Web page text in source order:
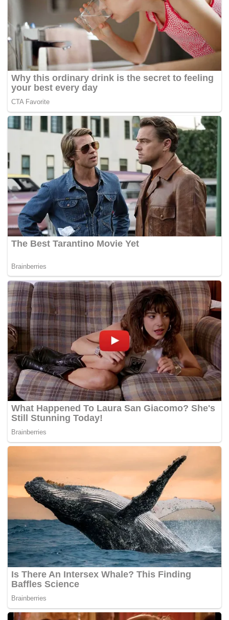
bagaimanapun gembira kerana semua pemain turun
menjalani latihan mengikut jadual kecuali penyerang
import, Gregory Junior Nwokolo yang dijangka tiba esok.
Dollah berkata Nwokolo, akan bergandingan dengan
Edward Junior Wilson manakala Obinna Nwaneri akan
memperkuatkan pertahanan dan Mohamadou Sumareh
diletakan di sayap kanan.
Beliau yang ditanya mengenai cabaran yang pernah
dibuat untuk mengembalikan kegemilangan ‘Singa Utara’
berkata ia tetap menjadi cabaran dirinya.
“Mana-mana pasukanpun ada cabarannya tetapi kami
bermula dengan kosong tanpa dan pemain bintang. Sebab
itu saya berazam memberikan yang terbaik dalam
mengemudi Perlis dalam kancah Liga Perdana ini,
katanya.
Dollah berkata beliau akan menguji pemainnya melalui
Februari ini di Stadium Tuanku Syed Putra (STSP) pukul
8.45 malam.
Sementara itu pengurus pasukan, Afifi Osman berkata
perlawanan dengan Kedah, yang diibaratkan abang-adik
tetap menjanjikan aksi hebat kerana masing-masing akan
menurunkan kesebelasan utama.
“Saya berharap penyokong-penyokong Perlis turun
memenuhkan stadium untuk memberikan sokongan.
Penyokong adalah nadi utama pasukan ini. Tanpa mereka
stadium tidak akan berseri,” katanya. – BERNAMA
Tags: Dollah Salleh